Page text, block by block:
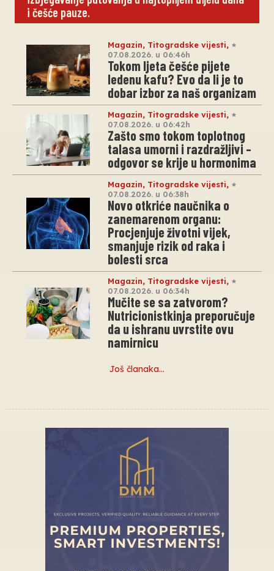
i češće pauze.
Magazin, Titogradske vijesti,
07.08.2026. u 06:46h
Tokom ljeta češće pijete
ledenu kafu? Evo da li je to
dobar izbor za naš organizam
Magazin, Titogradske vijesti,
07.08.2026. u 06:42h
Zašto smo tokom toplotnog
talasa umorni i razdražljivi –
odgovor se krije u hormonima
Magazin, Titogradske vijesti,
07.08.2026. u 06:38h
Novo otkriće naučnika o
zanemarenom organu:
Procjenjuje životni vijek,
smanjuje rizik od raka i
bolesti srca
Magazin, Titogradske vijesti,
07.08.2026. u 06:34h
Mučite se sa zatvorom?
Nutricionistkinja preporučuje
da u ishranu uvrstite ovu
namirnicu
Još članaka…